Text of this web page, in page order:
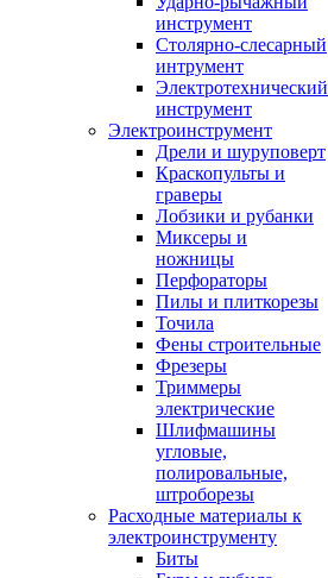
инструмент
Столярно-слесарный
интрумент
Электротехнический
инструмент
Электроинструмент
Дрели и шуруповерт
Краскопульты и
граверы
Лобзики и рубанки
Миксеры и
ножницы
Перфораторы
Пилы и плиткорезы
Точила
Фены строительные
Фрезеры
Триммеры
электрические
Шлифмашины
угловые,
полировальные,
штроборезы
Расходные материалы к
электроинструменту
Биты